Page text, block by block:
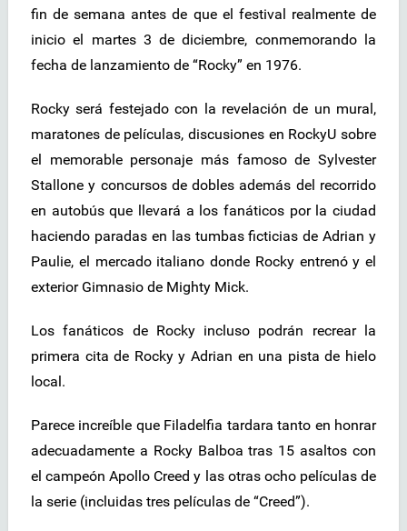
fin de semana antes de que el festival realmente de
inicio el martes 3 de diciembre, conmemorando la
fecha de lanzamiento de “Rocky” en 1976.
Rocky será festejado con la revelación de un mural,
maratones de películas, discusiones en RockyU sobre
el memorable personaje más famoso de Sylvester
Stallone y concursos de dobles además del recorrido
en autobús que llevará a los fanáticos por la ciudad
haciendo paradas en las tumbas ficticias de Adrian y
Paulie, el mercado italiano donde Rocky entrenó y el
exterior Gimnasio de Mighty Mick.
Los fanáticos de Rocky incluso podrán recrear la
primera cita de Rocky y Adrian en una pista de hielo
local.
Parece increíble que Filadelfia tardara tanto en honrar
adecuadamente a Rocky Balboa tras 15 asaltos con
el campeón Apollo Creed y las otras ocho películas de
la serie (incluidas tres películas de “Creed”).